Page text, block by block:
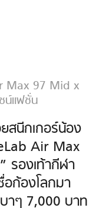
Max 97 Mid x
น์แฟชั่น
สนีกเกอร์น้อง
Air Max
รองเท้ากีฬา
ก้องโลกมา
าๆ 7,000 บาท